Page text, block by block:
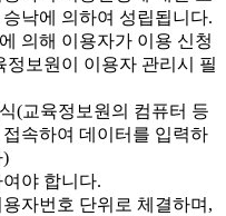
낙에 의하여 성립됩니다.
의해 이용자가 이용 신청
정보원이 이용자 관리시 필
(교육정보원의 컴퓨터 등
속하여 데이터를 입력하
)
야 합니다.
자번호 단위로 체결하며,